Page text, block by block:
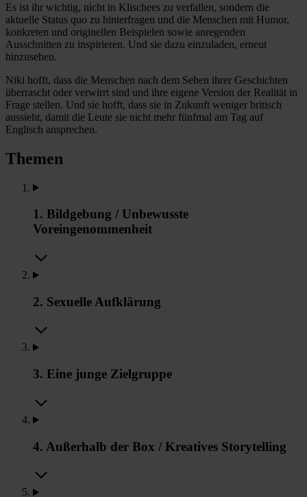
Es ist ihr wichtig, nicht in Klischees zu verfallen, sondern die
aktuelle Status quo zu hinterfragen und die Menschen mit Humor,
konkreten und originellen Beispielen sowie anregenden
Ausschnitten zu inspirieren. Und sie dazu einzuladen, erneut
hinzusehen.
Niki hofft, dass die Menschen nach dem Sehen ihrer Geschichten
überrascht oder verwirrt sind und ihre eigene Version der Realität in
Frage stellen. Und sie hofft, dass sie in Zukunft weniger britisch
aussieht, damit die Leute sie nicht mehr fünfmal am Tag auf
Englisch ansprechen.
Themen
1. Bildgebung / Unbewusste
Voreingenommenheit
2. Sexuelle Aufklärung
3. Eine junge Zielgruppe
4. Außerhalb der Box / Kreatives Storytelling